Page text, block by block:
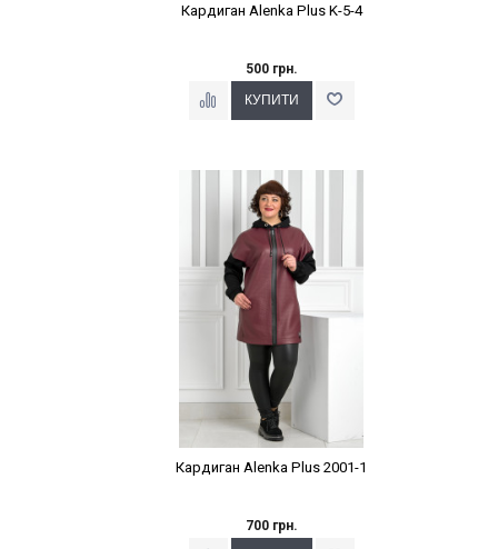
Кардиган Alenka Plus K-5-4
500 грн.
Кардиган Alenka Plus 2001-1
700 грн.